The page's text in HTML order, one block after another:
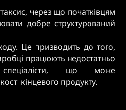
через що початківцям
добре структурований
Це призводить до того,
працюють недостатньо
спеціалісти, що може
кінцевого продукту.